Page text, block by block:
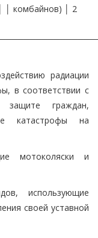
│ комбайнов) │ 2
радиации
в соответствии с
граждан,
катастрофы на
мотоколяски и
использующие
своей уставной